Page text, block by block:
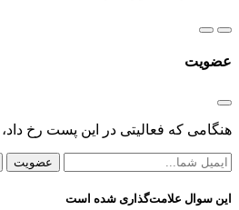
عضویت
هنگامی که فعالیتی در این پست رخ
عضویت
این سوال علامت‌گذاری شده است